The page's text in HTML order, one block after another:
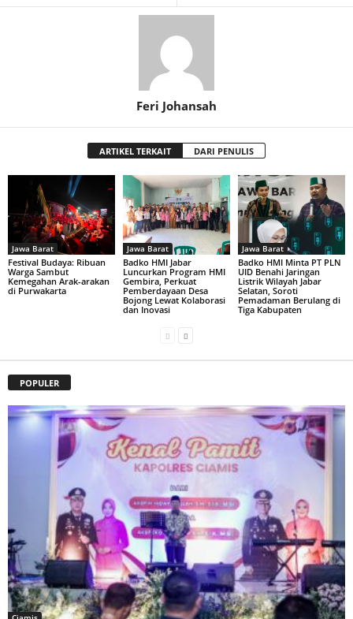
Feri Johansah
ARTIKEL TERKAIT DARI PENULIS
Jawa Barat
Festival Budaya: Ribuan
Warga Sambut
Kemegahan Arak-arakan
di Purwakarta
Jawa Barat
Badko HMI Jabar
Luncurkan Program HMI
Gembira, Perkuat
Pemberdayaan Desa
Bojong Lewat Kolaborasi
dan Inovasi
Jawa Barat
Badko HMI Minta PT PLN
UID Benahi Jaringan
Listrik Wilayah Jabar
Selatan, Soroti
Pemadaman Berulang di
Tiga Kabupaten
POPULER